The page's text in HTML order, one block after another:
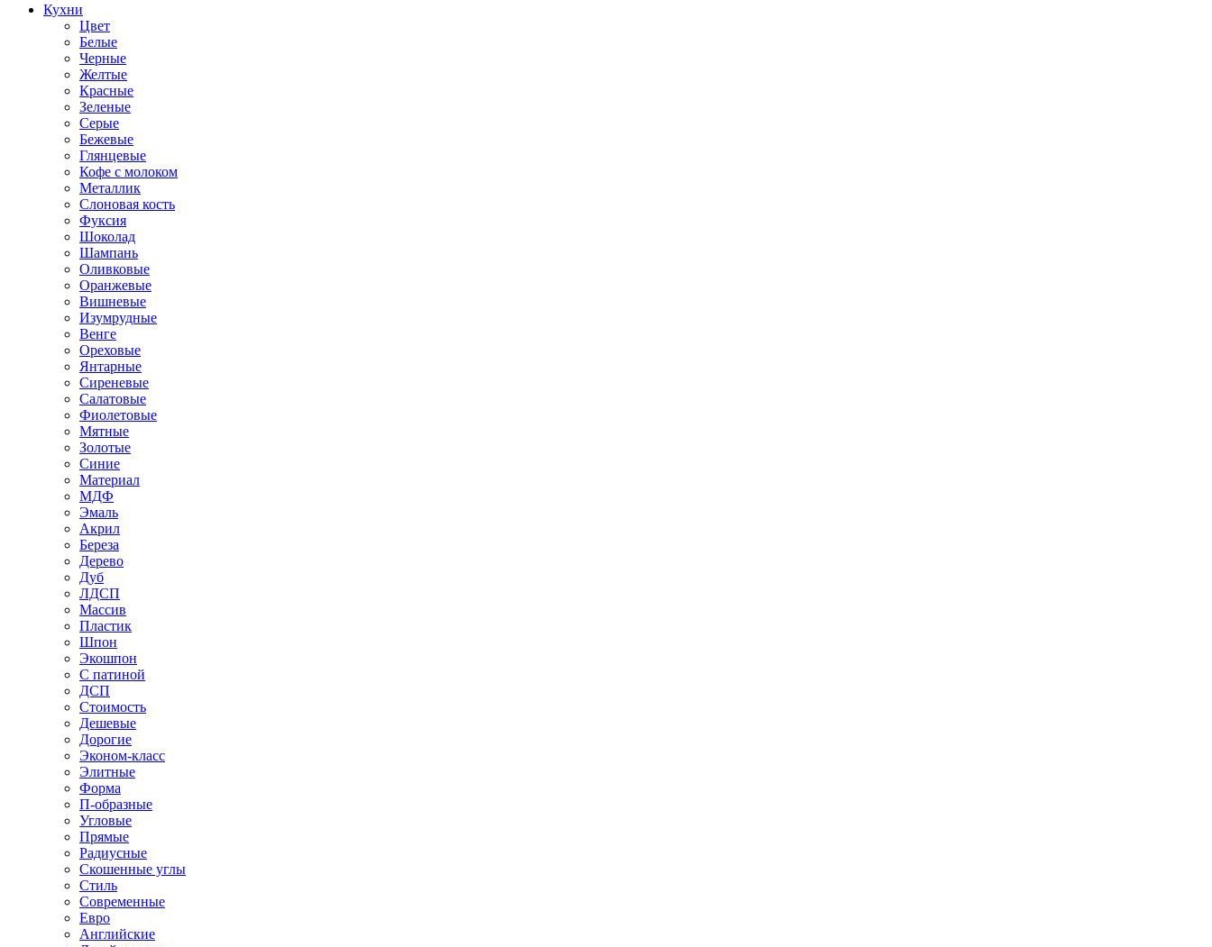
Кухни
Цвет
Белые
Черные
Желтые
Красные
Зеленые
Серые
Бежевые
Глянцевые
Кофе с молоком
Металлик
Слоновая кость
Фуксия
Шоколад
Шампань
Оливковые
Оранжевые
Вишневые
Изумрудные
Венге
Ореховые
Янтарные
Сиреневые
Салатовые
Фиолетовые
Мятные
Золотые
Синие
Материал
МДФ
Эмаль
Акрил
Береза
Дерево
Дуб
ЛДСП
Массив
Пластик
Шпон
Экошпон
С патиной
ДСП
Стоимость
Дешевые
Дорогие
Эконом-класс
Элитные
Форма
П-образные
Угловые
Прямые
Радиусные
Скошенные углы
Стиль
Современные
Евро
Английские